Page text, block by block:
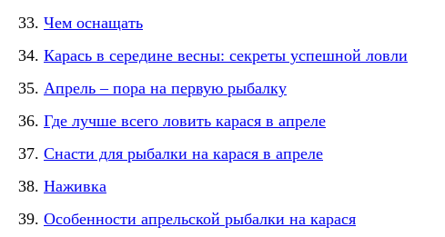
Чем оснащать
Карась в середине весны: секреты успешной ловли
Апрель – пора на первую рыбалку
Где лучше всего ловить карася в апреле
Снасти для рыбалки на карася в апреле
Наживка
Особенности апрельской рыбалки на карася